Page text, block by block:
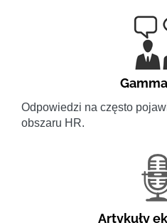
Odpowiedzi na często
obszaru HR.
Artykuły